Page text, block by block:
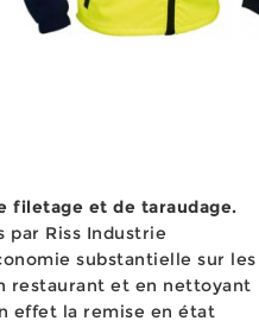
filetage et de taraudage.
par Riss Industrie
substantielle sur les
restaurant et en nettoyant
effet la remise en état